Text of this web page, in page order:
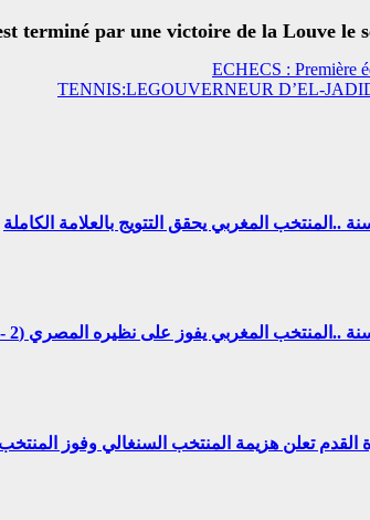
terminé par une victoire de la Louve le
ECHECS : Première
TENNIS:LEGOUVERNEUR D’EL-
القدم تعلن هزيمة المنتخب السنغالي وفوز المنتخب